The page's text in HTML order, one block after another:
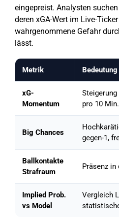
eingepreist. Analysten
deren xGA-Wert im Live-
wahrgenommene Gefahr
lässt.
Metrik
xG-
Momentum
pro 10 Min.
Big Chances
gegen-1,
Ballkontakte
Strafraum
Präsenz in
Implied Prob.
vs Model
Vergleich